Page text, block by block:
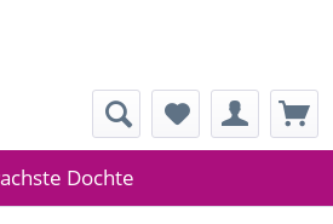
Dochte